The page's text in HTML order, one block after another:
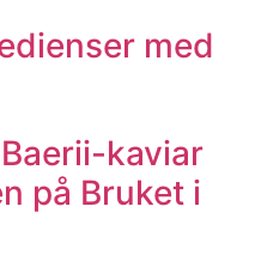
med
kaviar
på Bruket i